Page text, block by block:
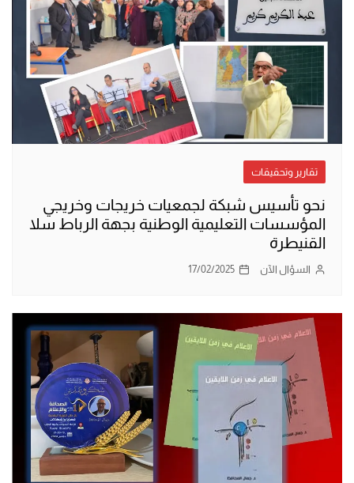
تقارير وتحقيقات
نحو تأسيس شبكة لجمعيات خريجات وخريجي
المؤسسات التعليمية الوطنية بجهة الرباط سلا
القنيطرة
السؤال الآن 17/02/2025